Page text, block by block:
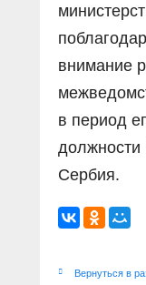
внимание
в период
Сербия.
Вернуться в